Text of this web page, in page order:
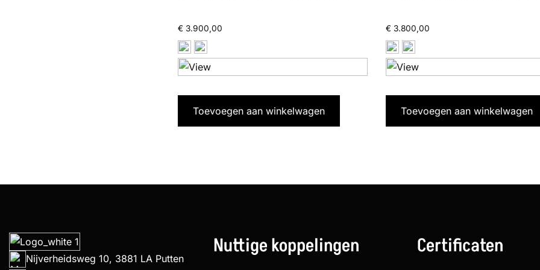
€ 3.900,00
Toevoegen aan winkelwagen
€ 3.800,00
Toevoegen aan winkelwagen
Nijverheidsweg 10, 3881 LA Putten
Nuttige koppelingen Certificaten